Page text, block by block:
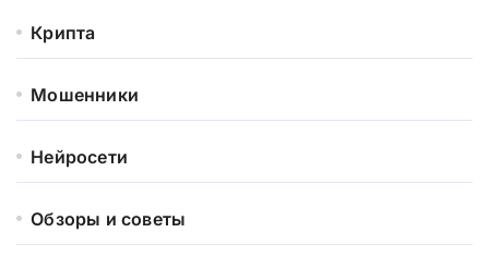
Крипта
Мошенники
Нейросети
Обзоры и советы